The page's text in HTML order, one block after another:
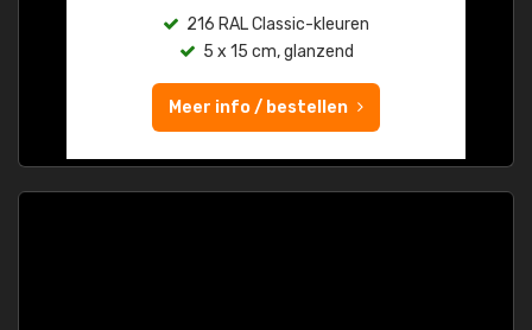
216 RAL Classic-kleuren
5 x 15 cm, glanzend
Meer info / bestellen